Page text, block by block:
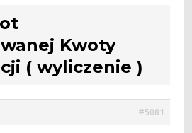
Kwoty
( wyliczenie )
#5081